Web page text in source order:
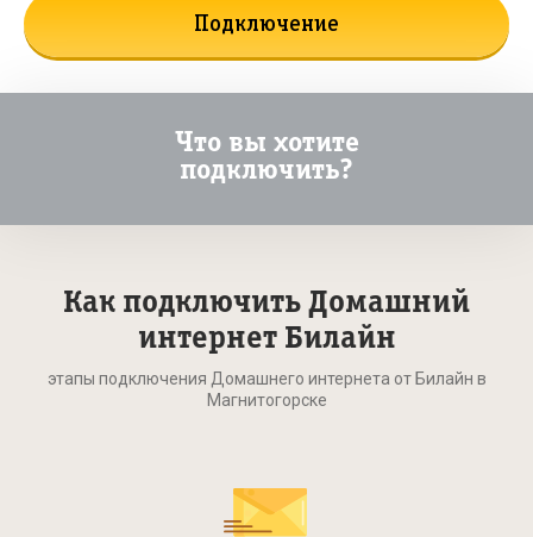
Подключение
Что вы хотите
подключить?
Как подключить Домашний
интернет Билайн
этапы подключения Домашнего интернета от Билайн в
Магнитогорске